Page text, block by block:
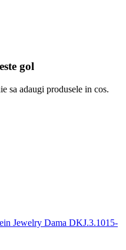
gol
sa adaugi produsele in cos.